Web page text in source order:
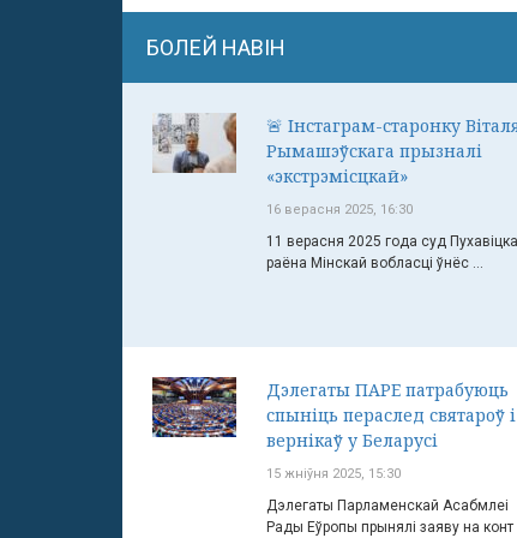
БОЛЕЙ НАВІН
🚨 Інстаграм-старонку
Рымашэўскага прызналі
«экстрэмісцкай»
16 верасня 2025, 16:30
11 верасня 2025 года суд
раёна Мінскай вобласці ўнёс ...
Дэлегаты ПАРЕ патрабуюць
спыніць пераслед святароў і
вернікаў у Беларусі
15 жніўня 2025, 15:30
Дэлегаты Парламенскай Асабмлеі
Рады Еўропы прынялі заяву на конт